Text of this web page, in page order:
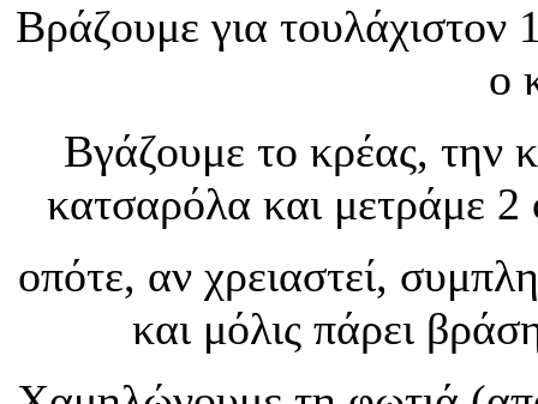
Βράζουμε για
ο
Βγάζουμε το κρέας, την
κατσαρόλα και μετράμε 2
οπότε, αν χρειαστεί,
και μόλις πάρει